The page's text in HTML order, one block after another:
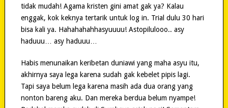
tidak mudah! Agama kristen gini amat gak ya? Kalau
enggak, kok keknya tertarik untuk log in. Trial dulu 30 hari
bisa kali ya. Hahahahahhasyuuuu! Astopilulooo.. asy
haduuu… asy haduuu…
Habis menunaikan keribetan duniawi yang maha asyu itu,
akhirnya saya lega karena sudah gak kebelet pipis lagi.
Tapi saya belum lega karena masih ada dua orang yang
nonton bareng aku. Dan mereka berdua belum nyampe!